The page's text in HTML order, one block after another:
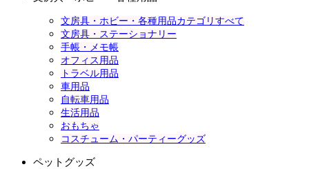
文房具・ホビー・各種用品カテゴリすべて
文房具・ステーショナリー
手帳・メモ帳
オフィス用品
トラベル用品
車用品
自転車用品
生活用品
おもちゃ
コスチューム・パーティーグッズ
ペットグッズ